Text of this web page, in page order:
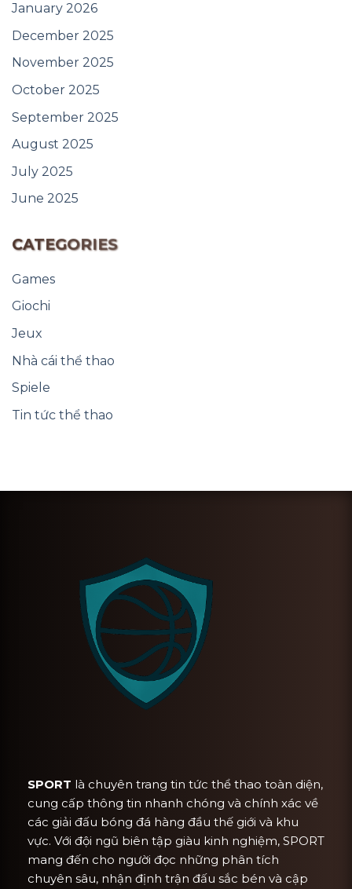
January 2026
December 2025
November 2025
October 2025
September 2025
August 2025
July 2025
June 2025
CATEGORIES
Games
Giochi
Jeux
Nhà cái thể thao
Spiele
Tin tức thể thao
SPORT là chuyên trang tin tức thể thao toàn diện,
cung cấp thông tin nhanh chóng và chính xác về
các giải đấu bóng đá hàng đầu thế giới và khu
vực. Với đội ngũ biên tập giàu kinh nghiệm, SPORT
mang đến cho người đọc những phân tích
chuyên sâu, nhận định trận đấu sắc bén và cập